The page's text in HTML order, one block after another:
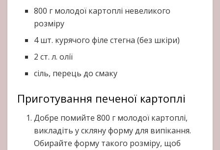
800 г молодої картоплі невеликого
розміру
4 шт. курячого філе стегна (без шкіри)
2 ст. л. олії
сіль, перець до смаку
Приготування печеної картоплі
Добре помийте 800 г молодої картоплі,
викладіть у скляну форму для випікання.
Обирайте форму такого розміру, щоб